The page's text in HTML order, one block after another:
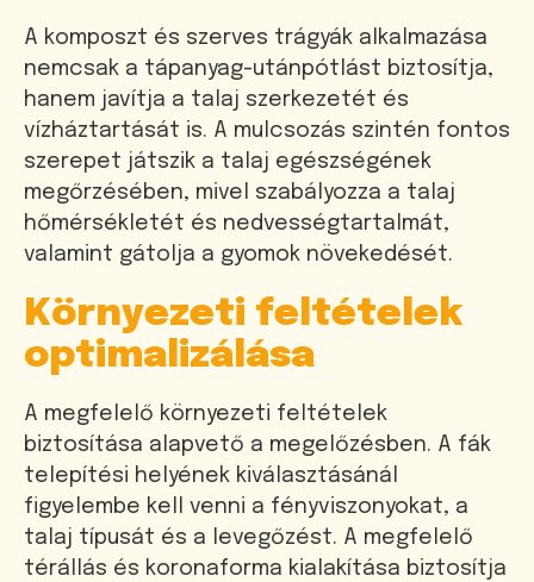
A komposzt és szerves trágyák alkalmazása
nemcsak a tápanyag-utánpótlást biztosítja,
hanem javítja a talaj szerkezetét és
vízháztartását is. A mulcsozás szintén fontos
szerepet játszik a talaj egészségének
megőrzésében, mivel szabályozza a talaj
hőmérsékletét és nedvességtartalmát,
valamint gátolja a gyomok növekedését.
Környezeti feltételek
optimalizálása
A megfelelő környezeti feltételek
biztosítása alapvető a megelőzésben. A fák
telepítési helyének kiválasztásánál
figyelembe kell venni a fényviszonyokat, a
talaj típusát és a levegőzést. A megfelelő
térállás és koronaforma kialakítása biztosítja